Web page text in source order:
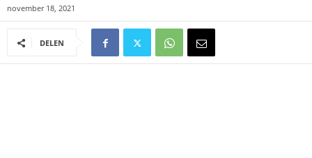
november 18, 2021
DELEN